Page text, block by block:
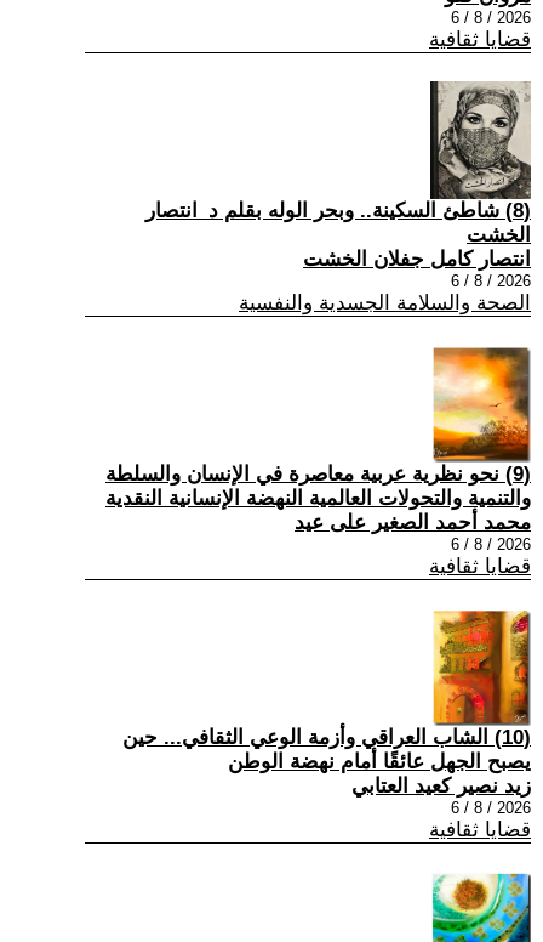
2026 / 8 / 6
قضايا ثقافية
(8) شاطئ السكينة.. وبحر الوله بقلم د_انتصار
الخشت
انتصار كامل جفلان الخشت
2026 / 8 / 6
الصحة والسلامة الجسدية والنفسية
(9) نحو نظرية عربية معاصرة في الإنسان والسلطة
والتنمية والتحولات العالمية النهضة الإنسانية النقدية
محمد أحمد الصغير على عيد
2026 / 8 / 6
قضايا ثقافية
(10) الشاب العراقي وأزمة الوعي الثقافي... حين
يصبح الجهل عائقًا أمام نهضة الوطن
زيد نصير كعيد العتابي
2026 / 8 / 6
قضايا ثقافية